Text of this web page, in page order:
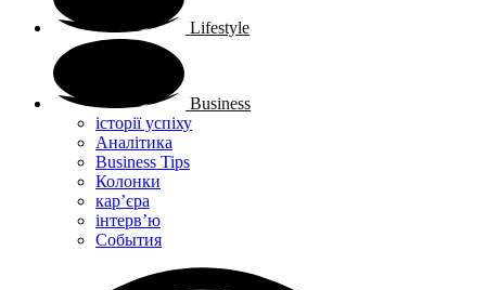
Lifestyle
Business
історії успіху
Аналітика
Business Tips
Колонки
кар’єра
інтерв’ю
Cобытия